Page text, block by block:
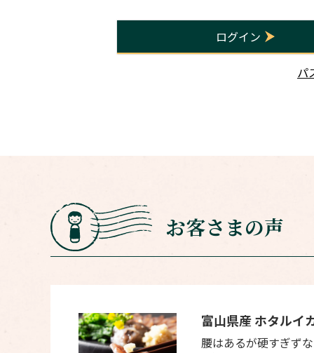
ログイン
パ
お客さまの声
富山県産 ホタルイ
腰はあるが硬すぎず